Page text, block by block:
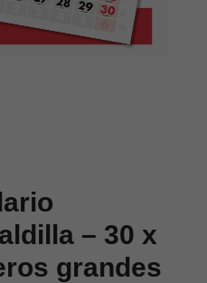
– 30 x
grandes